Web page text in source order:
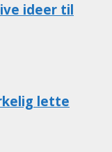
ideer til
lette